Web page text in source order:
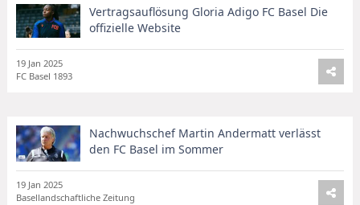
Vertragsauflösung Gloria Adigo FC Basel Die
offizielle Website
19 Jan 2025
FC Basel 1893
Nachwuchschef Martin Andermatt verlässt
den FC Basel im Sommer
19 Jan 2025
Basellandschaftliche Zeitung